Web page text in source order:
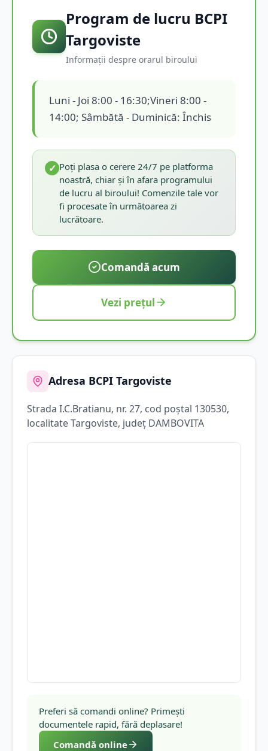
Program de lucru BCPI
Targoviste
Informații despre orarul biroului
Luni - Joi 8:00 - 16:30;Vineri 8:00 -
14:00; Sâmbătă - Duminică: Închis
✓ Poți plasa o cerere 24/7 pe platforma
noastră, chiar și în afara programului
de lucru al biroului! Comenzile tale vor
fi procesate în următoarea zi
lucrătoare.
Comandă acum
Vezi prețul
Adresa BCPI Targoviste
Strada I.C.Bratianu, nr. 27, cod poștal 130530,
localitateTargoviste, județ DAMBOVITA
Preferi să comandi online? Primești
documentele rapid, fără deplasare!
Comandă online